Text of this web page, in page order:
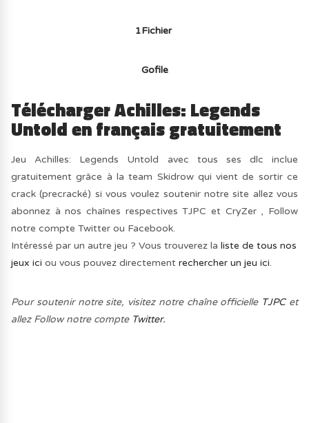
1Fichier
Gofile
Télécharger Achilles: Legends
Untold en français gratuitement
Jeu Achilles: Legends Untold avec tous ses dlc inclue
gratuitement grâce à la team Skidrow qui vient de sortir ce
crack (precracké) si vous voulez soutenir notre site allez vous
abonnez à nos chaînes respectives TJPC et CryZer , Follow
notre compte Twitter ou Facebook.
Intéressé par un autre jeu ? Vous trouverez laliste de tous nos
jeux ici ou vous pouvez directementrechercher un jeu ici.
Pour soutenir notre site, visitez notre chaîne officielle TJPCet
allez Follow notre compte Twitter.